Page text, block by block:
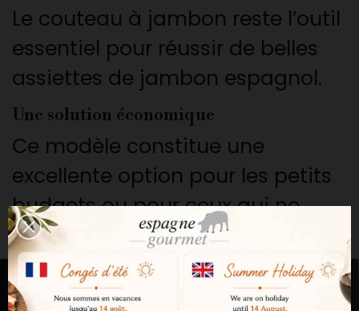
Le couteau à jambon reste l’outil
essentiel pour réussir de belles
assiettes de jambon espagnol.
Une solution économique
Ce modèle constitue une
excellente option pour les petits
budgets ou pour ceux qui ne
souhaitent pas investir dans un
couteau professionnel.
Une fabrication en acier inoxydable
Nous devons vérifier votre age